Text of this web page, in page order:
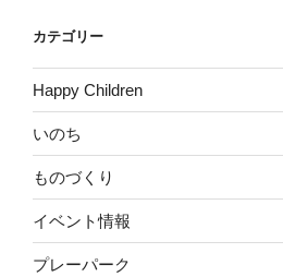
カテゴリー
Happy Children
いのち
ものづくり
イベント情報
プレーパーク